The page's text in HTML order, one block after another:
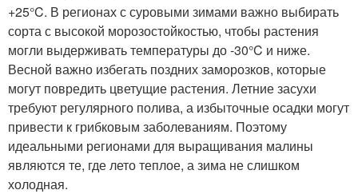
+25°C. В регионах с суровыми зимами важно выбирать
сорта с высокой морозостойкостью, чтобы растения
могли выдерживать температуры до -30°C и ниже.
Весной важно избегать поздних заморозков, которые
могут повредить цветущие растения. Летние засухи
требуют регулярного полива, а избыточные осадки могут
привести к грибковым заболеваниям. Поэтому
идеальными регионами для выращивания малины
являются те, где лето теплое, а зима не слишком
холодная.